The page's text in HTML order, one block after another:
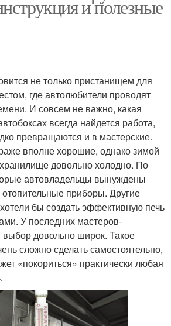
и полезные
не только пристанищем для
где автолюбители проводят
И совсем не важно, какая
всегда найдется работа,
превращаются и в мастерские.
вполне хорошие, однако зимой
довольно холодно. По
автовладельцы вынуждены
отопительные приборы. Другие
бы создать эффективную печь
У последних мастеров-
выбор довольно широк. Такое
сложно сделать самостоятельно,
«покориться» практически любая